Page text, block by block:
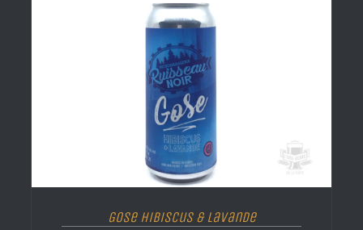
Gose Hibiscus & Lavande